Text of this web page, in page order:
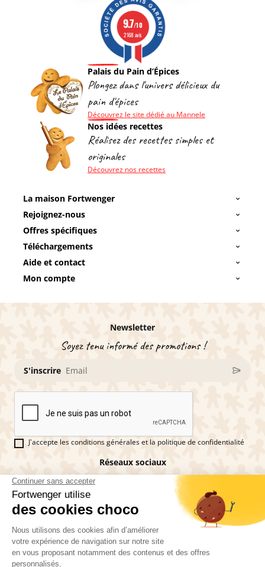
Palais du Pain d’Épices
Plongez dans l'univers délicieux du
pain d'épices
Découvrez le site dédié au Mannele
9.7/10
2168 avis
Nos idées recettes
Réalisez des recettes simples et
originales
Découvrez nos recettes
La maison Fortwenger
Rejoignez-nous
Offres spécifiques
Téléchargements
Aide et contact
Mon compte
Newsletter
Soyez tenu informé des promotions !
S'inscrire
J'accepte les conditions générales et la politique de confidentialité
Réseaux sociaux
Vous êtes fan de pains d'épices ?
Fortwenger ©2026
Conditions générales de ventesMentions légales